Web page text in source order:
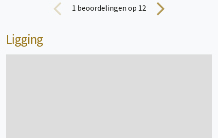
1 beoordelingen op 12
Ligging